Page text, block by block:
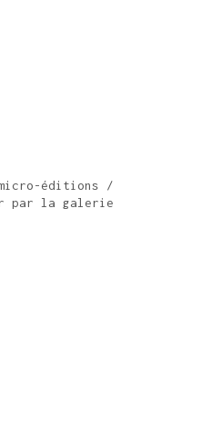
éditions /
par la galerie